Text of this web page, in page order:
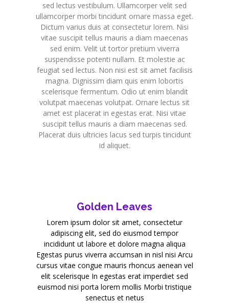
sed lectus vestibulum. Ullamcorper velit sed
ullamcorper morbi tincidunt ornare massa eget.
Dictum varius duis at consectetur lorem. Nisi
vitae suscipit tellus mauris a diam maecenas
sed enim. Velit ut tortor pretium viverra
suspendisse potenti nullam. Et molestie ac
feugiat sed lectus. Non nisi est sit amet facilisis
magna. Dignissim diam quis enim lobortis
scelerisque fermentum. Odio ut enim blandit
volutpat maecenas volutpat. Ornare lectus sit
amet est placerat in egestas erat. Nisi vitae
suscipit tellus mauris a diam maecenas sed.
Placerat duis ultricies lacus sed turpis tincidunt
id aliquet.
Golden Leaves
Lorem ipsum dolor sit amet, consectetur
adipiscing elit, sed do eiusmod tempor
incididunt ut labore et dolore magna aliqua
Egestas purus viverra accumsan in nisl nisi Arcu
cursus vitae congue mauris rhoncus aenean vel
elit scelerisque In egestas erat imperdiet sed
euismod nisi porta lorem mollis Morbi tristique
senectus et netus